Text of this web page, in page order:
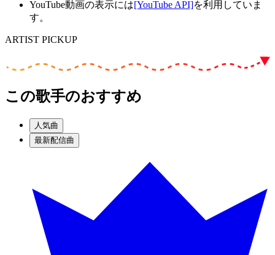
YouTube動画の表示には[YouTube API]を利用していま
す。
ARTIST PICKUP
この歌手のおすすめ
人気曲
最新配信曲